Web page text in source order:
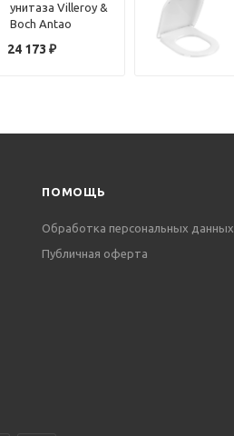
унитаза Villeroy &
Boch Antao
матовый, с
24 173 ₽
ПОМОЩЬ
Обработка персональных данных
Публичная оферта